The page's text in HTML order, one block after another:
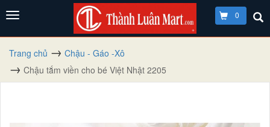
0
Trang chủ
Chậu - Gáo -Xô
Chậu tắm viền cho bé Việt Nhật 2205